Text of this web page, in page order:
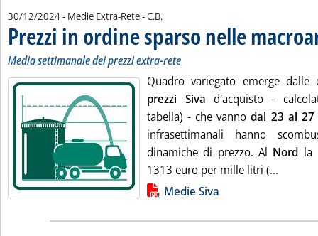
30/12/2024- Medie Extra-Rete -di:
C.B.
Prezzi in ordine sparso nelle
Media settimanale dei prezzi extra-rete
Quadro variegato emerge
prezzi Siva d'acquisto -
tabella) - che vannodal 23 al 27
infrasettimanali hanno
dinamiche di prezzo. Al Nord la
1313 euro per mille litri (...
Lista allegati PDF alla notizia
Medie Siva